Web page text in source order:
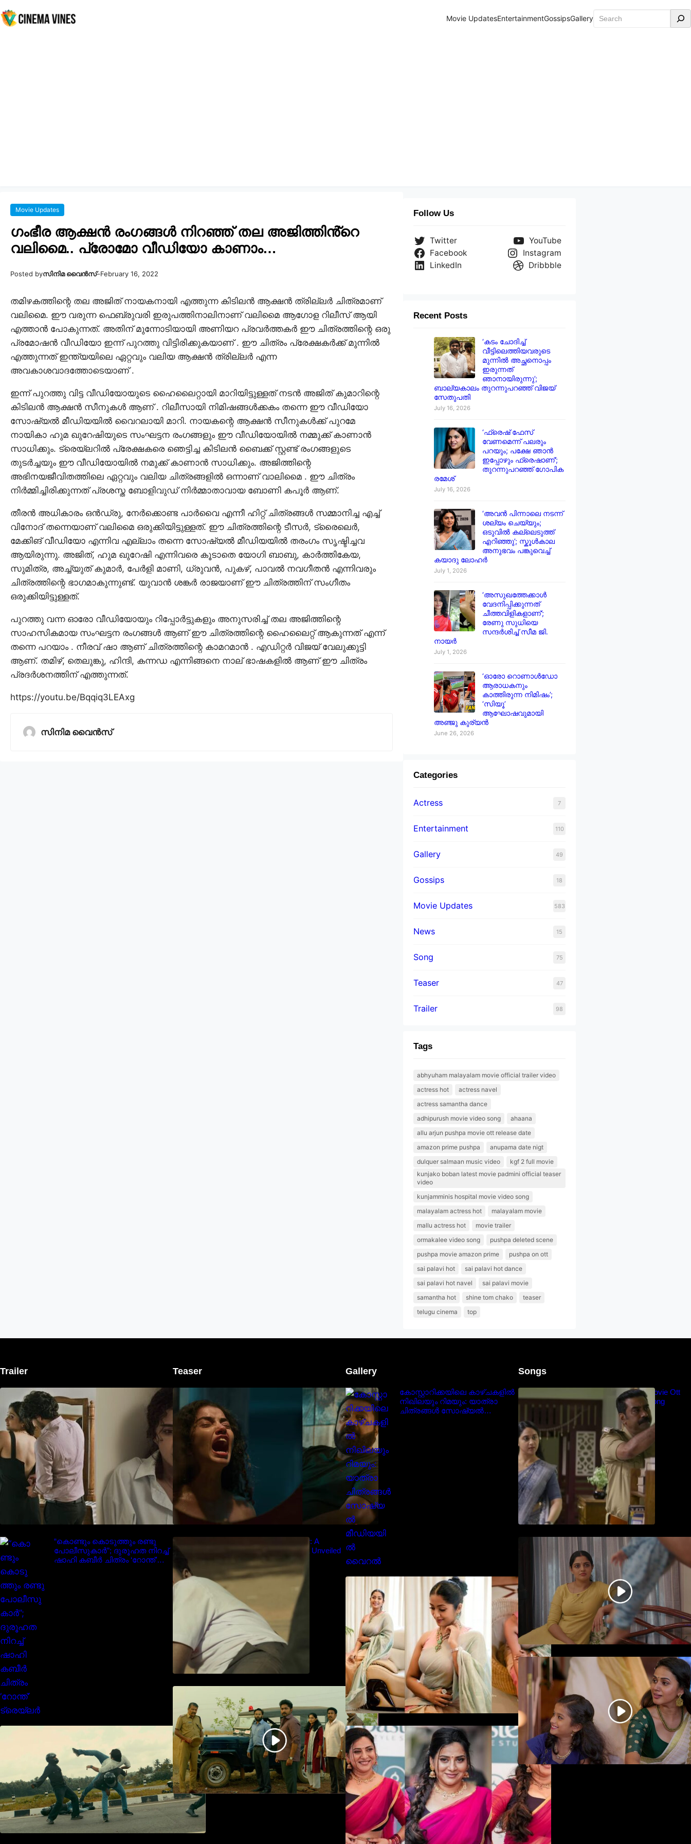
Movie UpdatesEntertainmentGossipsGallerySearch
Movie Updates
ഗംഭീര ആക്ഷൻ രംഗങ്ങൾ നിറഞ്ഞ് തല അജിത്തിൻ്റെ
വലിമൈ.. പ്രോമോ വീഡിയോ കാണാം…
Posted byസിനിമ വൈൻസ്–February 16, 2022
തമിഴകത്തിന്റെ തല അജിത് നായകനായി എത്തുന്ന കിടിലൻ ആക്ഷൻ ത്രില്ലർ ചിത്രമാണ്
വലിമൈ. ഈ വരുന്ന ഫെബ്രുവരി ഇരുപത്തിനാലിനാണ് വലിമൈ ആഗോള റിലീസ് ആയി
എത്താൻ പോകുന്നത്. അതിന് മുന്നോടിയായി അണിയറ പ്രവർത്തകർ ഈ ചിത്രത്തിന്റെ ഒരു
പ്രമോഷൻ വീഡിയോ ഇന്ന് പുറത്തു വിട്ടിരിക്കുകയാണ് . ഈ ചിത്രം പ്രേക്ഷകർക്ക് മുന്നിൽ
എത്തുന്നത് ഇന്ത്യയിലെ ഏറ്റവും വലിയ ആക്ഷൻ ത്രില്ലർ എന്ന
അവകാശവാദത്തോടെയാണ് .
ഇന്ന് പുറത്തു വിട്ട വീഡിയോയുടെ ഹൈലൈറ്റായി മാറിയിട്ടുള്ളത് നടൻ അജിത് കുമാറിന്റെ
കിടിലൻ ആക്ഷൻ സീനുകൾ ആണ് . റിലീസായി നിമിഷങ്ങൾക്കകം തന്നെ ഈ വീഡിയോ
സോഷ്യൽ മീഡിയയിൽ വൈറലായി മാറി. നായകന്റെ ആക്ഷൻ സീനുകൾക്ക് പുറമേ
നായികാ ഹുമ ഖുറേഷിയുടെ സംഘട്ടന രംഗങ്ങളും ഈ വീഡിയോയിൽ നമ്മുക്ക് കാണാൻ
സാധിക്കും. ട്രെയ്ലറിൽ പ്രേക്ഷകരെ ഞെട്ടിച്ച കിടിലൻ ബൈക്ക് സ്റ്റണ്ട് രംഗങ്ങളുടെ
തുടർച്ചയും ഈ വീഡിയോയിൽ നമുക്ക് കാണാൻ സാധിക്കും. അജിത്തിന്റെ
അഭിനയജീവിതത്തിലെ ഏറ്റവും വലിയ ചിത്രങ്ങളിൽ ഒന്നാണ് വാലിമൈ . ഈ ചിത്രം
നിർമ്മിച്ചിരിക്കുന്നത് പ്രശസ്ത ബോളിവുഡ് നിർമ്മാതാവായ ബോണി കപൂർ ആണ്.
തീരൻ അധികാരം ഒൻഡ്രു, നേർക്കൊണ്ട പാർവൈ എന്നീ ഹിറ്റ് ചിത്രങ്ങൾ സമ്മാനിച്ച എച്ച്
വിനോദ് തന്നെയാണ് വലിമൈ ഒരുക്കിയിട്ടുള്ളത്. ഈ ചിത്രത്തിന്റെ ടീസർ, ട്രൈലെർ,
മേക്കിങ് വീഡിയോ എന്നിവ എല്ലാം തന്നെ സോഷ്യൽ മീഡിയയിൽ തരംഗം സൃഷ്ടിച്ചവ
ആയിരുന്നു. അജിത്, ഹുമ ഖുറേഷി എന്നിവരെ കൂടാതെ യോഗി ബാബു, കാർത്തികേയ,
സുമിത്ര, അച്ച്യുത്‌ കുമാർ, പേർളി മാണി, ധ്രുവൻ, പുകഴ്, പാവൽ നവഗീതൻ എന്നിവരും
ചിത്രത്തിന്റെ ഭാഗമാകുന്നുണ്ട്. യുവാൻ ശങ്കർ രാജയാണ് ഈ ചിത്രത്തിന് സംഗീതം
ഒരുക്കിയിട്ടുള്ളത്.
പുറത്തു വന്ന ഓരോ വീഡിയോയും റിപ്പോർട്ടുകളും അനുസരിച്ച് തല അജിത്തിന്റെ
സാഹസികമായ സംഘട്ടന രംഗങ്ങൾ ആണ് ഈ ചിത്രത്തിന്റെ ഹൈലൈറ്റ് ആകുന്നത് എന്ന്
തന്നെ പറയാം . നീരവ് ഷാ ആണ് ചിത്രത്തിന്റെ കാമറമാൻ . എഡിറ്റർ വിജയ് വേലുക്കുട്ടി
ആണ്. തമിഴ്, തെലുങ്കു, ഹിന്ദി, കന്നഡ എന്നിങ്ങനെ നാല് ഭാഷകളിൽ ആണ് ഈ ചിത്രം
പ്രദർശനത്തിന് എത്തുന്നത്.
https://youtu.be/Bqqiq3LEAxg
സിനിമ വൈൻസ്
Follow Us
Twitter
YouTube
Facebook
Instagram
LinkedIn
Dribbble
Recent Posts
‘കടം ചോദിച്ച്
വീട്ടിലെത്തിയവരുടെ
മുന്നിൽ അച്ഛനൊപ്പം
ഇരുന്നത്
ഞാനായിരുന്നു’;
ബാല്യകാലം തുറന്നുപറഞ്ഞ് വിജയ്
സേതുപതി
July 16, 2026
‘ഫ്രെഷ് ഫേസ്
വേണമെന്ന് പലരും
പറയും; പക്ഷേ ഞാൻ
ഇപ്പോഴും ഫ്രെഷാണ്’;
തുറന്നുപറഞ്ഞ് ഗോപിക
രമേശ്
July 16, 2026
‘അവൻ പിന്നാലെ നടന്ന്
ശല്യം ചെയ്യും;
ഒടുവിൽ കല്ലെടുത്ത്
എറിഞ്ഞു’; സ്കൂൾകാല
അനുഭവം പങ്കുവെച്ച്
കയാദു ലോഹർ
July 1, 2026
‘അസുഖത്തേക്കാൾ
വേദനിപ്പിക്കുന്നത്
ചീത്തവിളികളാണ്’;
രേണു സുധിയെ
സന്ദർശിച്ച് സീമ ജി.
നായർ
July 1, 2026
‘ഓരോ റൊണാൾഡോ
ആരാധകനും
കാത്തിരുന്ന നിമിഷം’;
‘സിയൂ’
ആഘോഷവുമായി
അഞ്ജു കുര്യൻ
June 26, 2026
Categories
Actress 7
Entertainment 110
Gallery 49
Gossips 18
Movie Updates 583
News 15
Song 75
Teaser 47
Trailer 98
Tags
abhyuham malayalam movie official trailer video
actress hot
actress navel
actress samantha dance
adhipurush movie video song
ahaana
allu arjun pushpa movie ott release date
amazon prime pushpa
anupama date nigt
dulquer salmaan music video
kgf 2 full movie
kunjako boban latest movie padmini official teaser
video
kunjamminis hospital movie video song
malayalam actress hot
malayalam movie
mallu actress hot
movie trailer
ormakalee video song
pushpa deleted scene
pushpa movie amazon prime
pushpa on ott
sai palavi hot
sai palavi hot dance
sai palavi hot navel
sai palavi movie
samantha hot
shine tom chako
teaser
telugu cinema
top
Trailer
പരമേശ്വരൻ; മിസ്റ്ററി ത്രില്ലർ
ട്രെയിലർ വൈറലാകുന്നു..
“കൊണ്ടും കൊടുത്തും രണ്ടു
പോലീസുകാർ”; ദുരൂഹത നിറച്ച്
ഷാഹി കബീർ ചിത്രം ‘റോന്ത്’
ബസൂക്ക ട്രൈലർ
Teaser
‘ജെഎസ്‌കെ’ ടീസർ പുറത്ത്;
വക്കീൽ വേഷത്തിൽ നിറഞ്ഞാടി
സുരേഷ് ഗോപി..
Idiyan Chandhu – Teaser: A
Cinematic Extravaganza Unveiled
നായകനായി എത്തുന്ന
“പാർട്നെർസ്” പ്രേക്ഷക ശ്രദ്ധ
നേടിയ ടീസർ കാണാം..
Gallery
കോസ്റ്റാറിക്കയിലെ കാഴ്ചകളിൽ
നിഖിലയും റിമയും: യാത്രാ
ചിത്രങ്ങൾ സോഷ്യൽ
സാരിയിൽ സുന്ദരിയായി
മലയിലകളുടെ പ്രിയ താരം
നവ്യാ നായർ| Malayalam
favourite actress Navya Nair cute
ഉദ്ഘാടന വേദിയിൽ ആരാധരെ
മയക്കുന്ന തകർപ്പൻ
ഡൻസുമായി അന്ന രാജൻ..
Songs
Blockbuster Thalavan Movie Ott
Release Date – Video Song
തിയേറ്ററിൽ വൻ വിജയമായി
മുന്നേറിയ ഗുരുവായൂർ
അംബലനടയിൽ… വീഡിയോ
സോങ്ങ്..
ജനപ്രിയ നടൻ ദിലീപ്
നയകമായി എത്തുന്ന പവി
കെയർ ടേക്കർ.. വീഡിയോ
സോംഗ്…